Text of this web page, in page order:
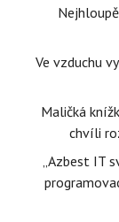
Ve vzduchu
Maličká
chvíli
„Azbest IT